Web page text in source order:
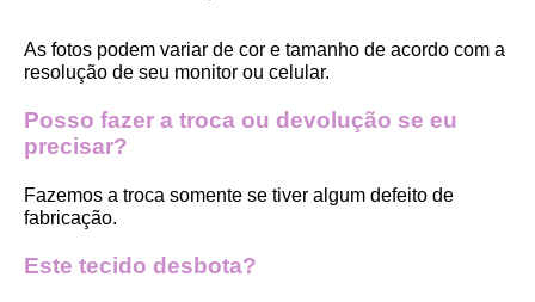
As fotos podem variar de cor e tamanho de acordo com a
resolução de seu monitor ou celular.
Posso fazer a troca ou devolução se eu
precisar?
Fazemos a troca somente se tiver algum defeito de
fabricação.
Este tecido desbota?